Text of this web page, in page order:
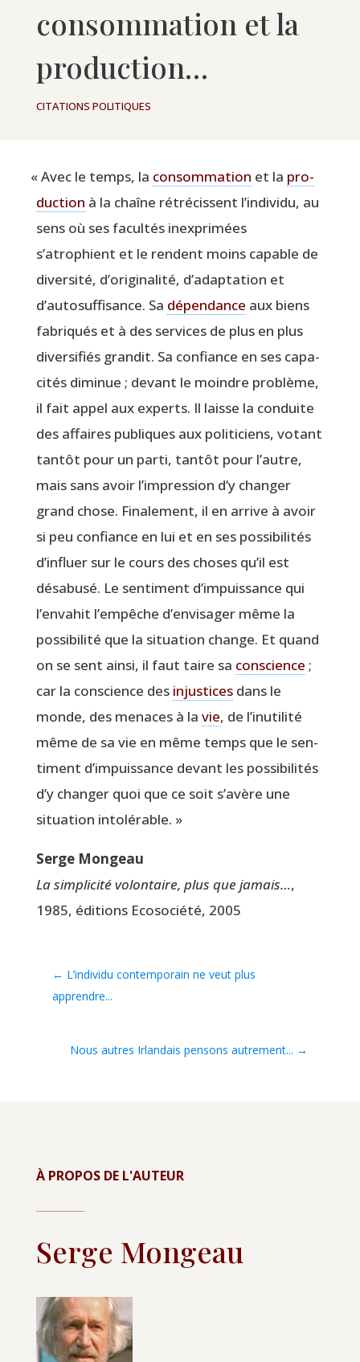
consommation et la
production…
CITATIONS POLITIQUES
«Avec le temps, la consom­ma­tion et la pro­
duc­tion à la chaîne rétré­cissent l’individu, au
sens où ses facul­tés inex­pri­mées
s’atrophient et le rendent moins capable de
diver­si­té, d’originalité, d’adaptation et
d’autosuffisance. Sa dépen­dance aux biens
fabri­qués et à des ser­vices de plus en plus
diver­si­fiés gran­dit. Sa confiance en ses capa­
ci­tés dimi­nue ; devant le moindre pro­blème,
il fait appel aux experts. Il laisse la conduite
des affaires publiques aux poli­ti­ciens, votant
tan­tôt pour un par­ti, tan­tôt pour l’autre,
mais sans avoir l’impression d’y chan­ger
grand chose. Fina­le­ment, il en arrive à avoir
si peu confiance en lui et en ses pos­si­bi­li­tés
d’influer sur le cours des choses qu’il est
désa­bu­sé. Le sen­ti­ment d’impuissance qui
l’envahit l’empêche d’envisager même la
pos­si­bi­li­té que la situa­tion change. Et quand
on se sent ain­si, il faut taire sa conscience ;
car la conscience des injus­ticesdans le
monde, des menaces à la vie, de l’inutilité
même de sa vie en même temps que le sen­
ti­ment d’impuissance devant les pos­si­bi­li­tés
d’y chan­ger quoi que ce soit s’avère une
situa­tion intolérable. »
Serge Mon­geau
La sim­pli­ci­té volon­taire, plus que jamais…,
1985, édi­tions Eco­so­cié­té, 2005
← L’individu contemporain ne veut plus
apprendre...
Nous autres Irlandais pensons autrement... →
À PROPOS DE L'AUTEUR
Serge Mongeau